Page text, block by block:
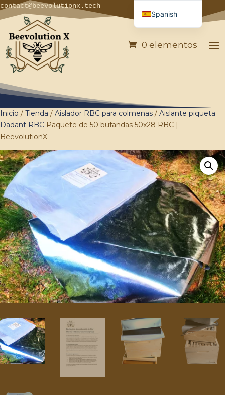
contact@beevolutionx.tech
0 elementos
Inicio / Tienda / Aislador RBC para colmenas / Aislante piqueta
Dadant RBC Paquete de 50 bufandas 50x28 RBC |
BeevolutionX
Spanish
French
English